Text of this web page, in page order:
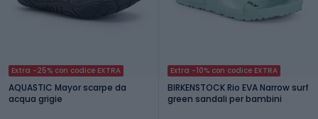
Extra -25% con codice EXTRA
AQUASTIC Mayor scarpe da
acqua grigie
Extra -10% con codice EXTRA
BIRKENSTOCK Rio EVA Narrow surf
green sandali per bambini